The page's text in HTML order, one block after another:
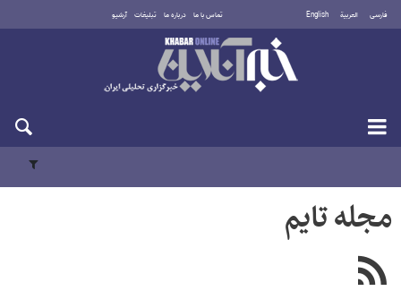
فارسی العربية English تماس با ما درباره ما تبلیغات آرشیو
یکشنبه ۱۸ مرداد ۱۴۰۵
مجله تایم